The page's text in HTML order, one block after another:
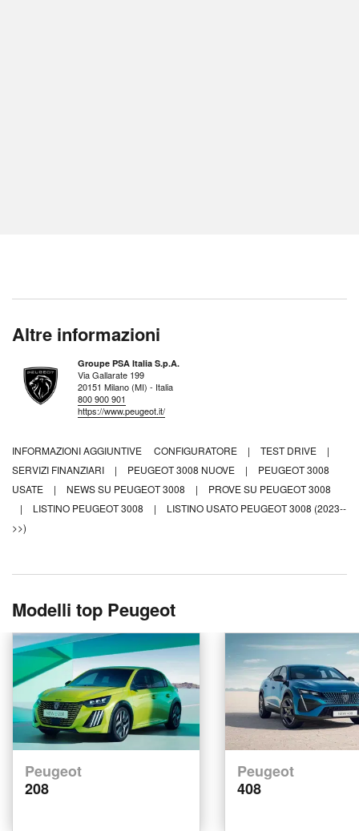
Altre informazioni
Groupe PSA Italia S.p.A.
Via Gallarate 199
20151 Milano (MI) - Italia
800 900 901
https://www.peugeot.it/
INFORMAZIONI AGGIUNTIVE CONFIGURATORE | TEST DRIVE
|
SERVIZI FINANZIARI
| PEUGEOT 3008 NUOVE |
PEUGEOT 3008
USATE
| NEWS SU PEUGEOT 3008 |
PROVE SU PEUGEOT 3008
|
LISTINO PEUGEOT 3008 |
LISTINO USATO PEUGEOT 3008 (2023--
>>)
Modelli top Peugeot
Peugeot
208
Peugeot
408